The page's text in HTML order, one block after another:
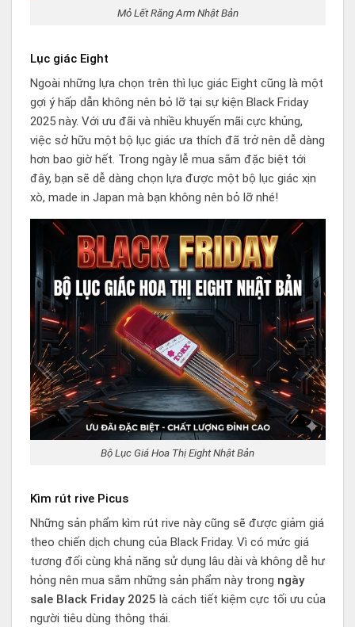
Mỏ Lết Răng Arm Nhật Bản
Lục giác Eight
Ngoài những lựa chọn trên thì lục giác Eight cũng là một
gợi ý hấp dẫn không nên bỏ lỡ tại sự kiện Black Friday
2025 này. Với ưu đãi và nhiều khuyến mãi cực khủng,
việc sở hữu một bộ lục giác ưa thích đã trở nên dễ dàng
hơn bao giờ hết. Trong ngày lễ mua sắm đặc biệt tới
đây, bạn sẽ dễ dàng chọn lựa được một bộ lục giác xịn
xò, made in Japan mà bạn không nên bỏ lỡ nhé!
Bộ Lục Giá Hoa Thị Eight Nhật Bản
Kìm rút rive Picus
Những sản phẩm kìm rút rive này cũng sẽ được giảm giá
theo chiến dịch chung của Black Friday. Vì có mức giá
tương đối cùng khả năng sử dụng lâu dài và không dễ hư
hỏng nên mua sắm những sản phẩm này trong ngày
sale Black Friday 2025 là cách tiết kiệm cực tối ưu của
người tiêu dùng thông thái.